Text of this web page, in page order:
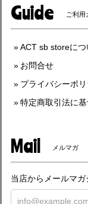
Guide ご利用
ACT sb storeにつ
お問合せ
プライバシーポ
特定商取引法に
Mail メルマガ
当店からメールマガ